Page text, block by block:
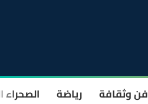
فن وثقافة رياضة الصحراء